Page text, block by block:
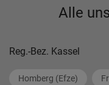
Alle
Reg.-Bez. Kassel
Homberg (Efze)